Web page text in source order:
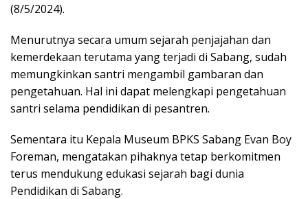
(8/5/2024).
Menurutnya secara umum sejarah penjajahan dan
kemerdekaan terutama yang terjadi di Sabang, sudah
memungkinkan santri mengambil gambaran dan
pengetahuan. Hal ini dapat melengkapi pengetahuan
santri selama pendidikan di pesantren.
Sementara itu Kepala Museum BPKS Sabang Evan Boy
Foreman, mengatakan pihaknya tetap berkomitmen
terus mendukung edukasi sejarah bagi dunia
Pendidikan di Sabang.